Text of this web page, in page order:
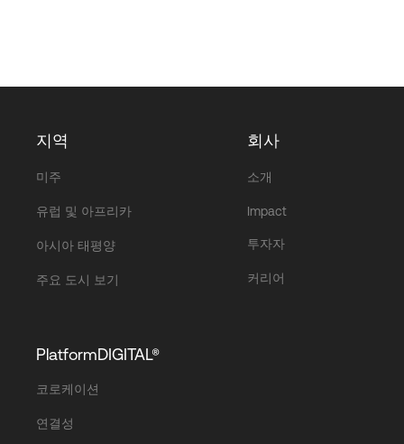
지역
미주
유럽 및 아프리카
아시아 태평양
주요 도시 보기
회사
소개
Impact
투자자
커리어
PlatformDIGITAL®
코로케이션
연결성